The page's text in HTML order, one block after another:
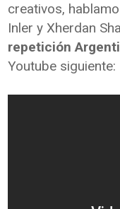
creativos,
Inler y Xherdan
repetición
Youtube siguiente: